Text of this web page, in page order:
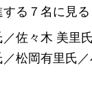
る７名に見る
佐々木 美里
松岡有里氏